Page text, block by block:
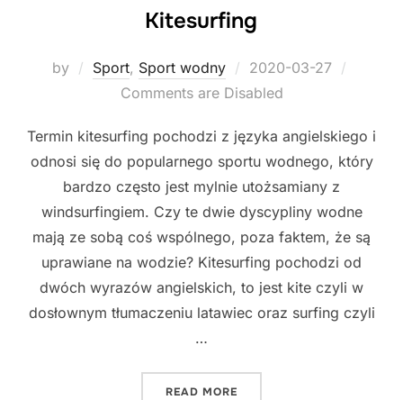
Kitesurfing
by Sport, Sport wodny
Posted
on
2020-03-27
Comments are Disabled
Termin kitesurfing pochodzi z języka angielskiego i
odnosi się do popularnego sportu wodnego, który
bardzo często jest mylnie utożsamiany z
windsurfingiem. Czy te dwie dyscypliny wodne
mają ze sobą coś wspólnego, poza faktem, że są
uprawiane na wodzie? Kitesurfing pochodzi od
dwóch wyrazów angielskich, to jest kite czyli w
dosłownym tłumaczeniu latawiec oraz surfing czyli
…
READ MORE